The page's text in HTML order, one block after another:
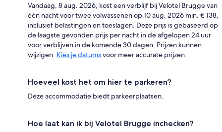
Vandaag, 8 aug. 2026, kost een verblijf bij Velotel Brugge van
één nacht voor twee volwassenen op 10 aug. 2026 min. € 138,
inclusief belastingen en toeslagen. Deze prijs is gebaseerd op
de laagste gevonden prijs per nacht in de afgelopen 24 uur
voor verblijven in de komende 30 dagen. Prijzen kunnen
wijzigen. Kies je datumsvoor meer accurate prijzen.
Hoeveel kost het om hier te parkeren?
Deze accommodatie biedt parkeerplaatsen.
Hoe laat kan ik bij Velotel Brugge inchecken?